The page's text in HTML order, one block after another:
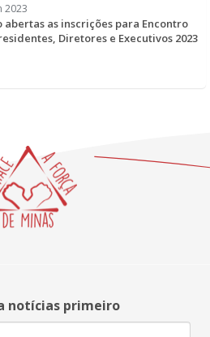
2023
abertas as inscrições para Encontro
Diretores e Executivos 2023
notícias primeiro